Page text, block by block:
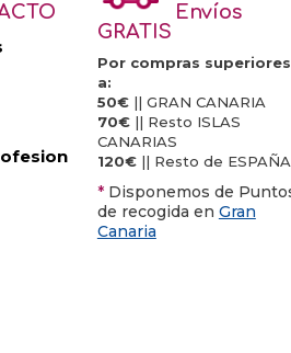
Envíos
GRATIS
Por compras superiores
a:
50€|| GRAN CANARIA
70€|| Resto ISLAS
CANARIAS
120€|| Resto de ESPAÑA
* Disponemos de
de recogida en Gran
Canaria